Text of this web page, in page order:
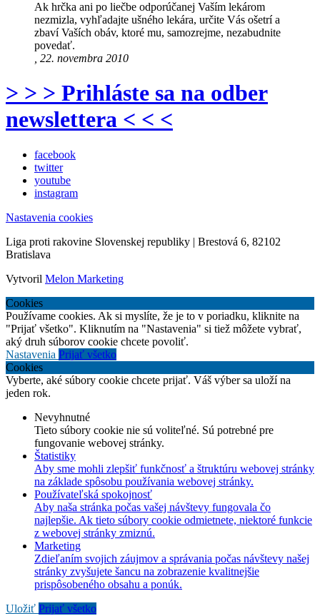
Ak hrčka ani po liečbe odporúčanej Vaším lekárom
nezmizla, vyhľadajte ušného lekára, určite Vás ošetrí a
zbaví Vaších obáv, ktoré mu, samozrejme, nezabudnite
povedať.
, 22. novembra 2010
> > > Prihláste sa na odber
newslettera < < <
facebook
twitter
youtube
instagram
Nastavenia cookies
Liga proti rakovine Slovenskej republiky | Brestová 6, 82102
Bratislava
Vytvoril Melon Marketing
Cookies
Používame cookies. Ak si myslíte, že je to v poriadku, kliknite na
"Prijať všetko". Kliknutím na "Nastavenia" si tiež môžete vybrať,
aký druh súborov cookie chcete povoliť.
Nastavenia Prijať všetko
Cookies
Vyberte, aké súbory cookie chcete prijať. Váš výber sa uloží na
jeden rok.
Nevyhnutné
Tieto súbory cookie nie sú voliteľné. Sú potrebné pre
fungovanie webovej stránky.
Štatistiky
Aby sme mohli zlepšiť funkčnosť a štruktúru webovej stránky
na základe spôsobu používania webovej stránky.
Používateľská spokojnosť
Aby naša stránka počas vašej návštevy fungovala čo
najlepšie. Ak tieto súbory cookie odmietnete, niektoré funkcie
z webovej stránky zmiznú.
Marketing
Zdieľaním svojich záujmov a správania počas návštevy našej
stránky zvyšujete šancu na zobrazenie kvalitnejšie
prispôsobeného obsahu a ponúk.
Uložiť Prijať všetko